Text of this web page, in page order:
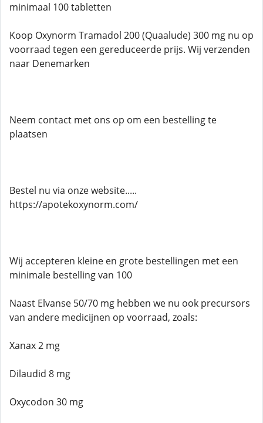
minimaal 100 tabletten
Koop Oxynorm Tramadol 200 (Quaalude) 300 mg nu op
voorraad tegen een gereduceerde prijs. Wij verzenden
naar Denemarken
Neem contact met ons op om een ​​bestelling te
plaatsen
Bestel nu via onze website.....
https://apotekoxynorm.com/
Wij accepteren kleine en grote bestellingen met een
minimale bestelling van 100
Naast Elvanse 50/70 mg hebben we nu ook precursors
van andere medicijnen op voorraad, zoals:
Xanax 2 mg
Dilaudid 8 mg
Oxycodon 30 mg